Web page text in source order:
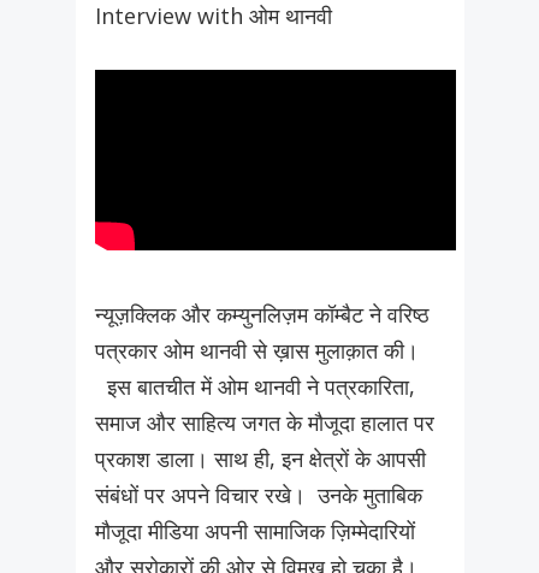
Interview with ओम थानवी
न्यूज़क्लिक और कम्युनलिज़म कॉम्बैट ने वरिष्ठ
पत्रकार ओम थानवी से ख़ास मुलाक़ात की।
इस बातचीत में ओम थानवी ने पत्रकारिता,
समाज और साहित्य जगत के मौजूदा हालात पर
प्रकाश डाला। साथ ही, इन क्षेत्रों के आपसी
संबंधों पर अपने विचार रखे। उनके मुताबिक
मौजूदा मीडिया अपनी सामाजिक ज़िम्मेदारियों